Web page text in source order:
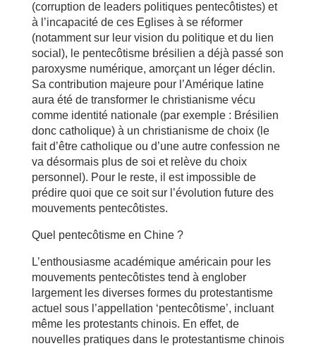
(corruption de leaders politiques pentecôtistes) et
à l’incapacité de ces Eglises à se réformer
(notamment sur leur vision du politique et du lien
social), le pentecôtisme brésilien a déjà passé son
paroxysme numérique, amorçant un léger déclin.
Sa contribution majeure pour l’Amérique latine
aura été de transformer le christianisme vécu
comme identité nationale (par exemple : Brésilien
donc catholique) à un christianisme de choix (le
fait d’être catholique ou d’une autre confession ne
va désormais plus de soi et relève du choix
personnel). Pour le reste, il est impossible de
prédire quoi que ce soit sur l’évolution future des
mouvements pentecôtistes.
Quel pentecôtisme en Chine ?
L’enthousiasme académique américain pour les
mouvements pentecôtistes tend à englober
largement les diverses formes du protestantisme
actuel sous l’appellation ‘pentecôtisme’, incluant
même les protestants chinois. En effet, de
nouvelles pratiques dans le protestantisme chinois